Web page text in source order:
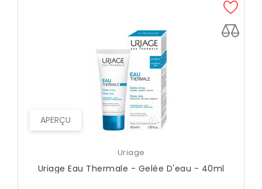
APERÇU
Uriage
Uriage Eau Thermale - Gelée D'eau - 40ml